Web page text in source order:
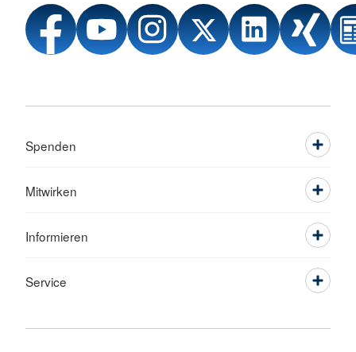
Spenden
Mitwirken
Informieren
Service